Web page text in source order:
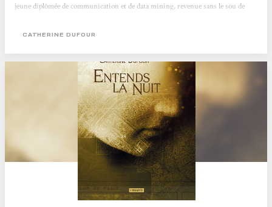
jeune diplômée de communication et de data mining, revenue sans le sou de
l’entreprise familiale Zuidertoren. Au cœur d’un banal et pourtant étonnant
CATHERINE DUFOUR